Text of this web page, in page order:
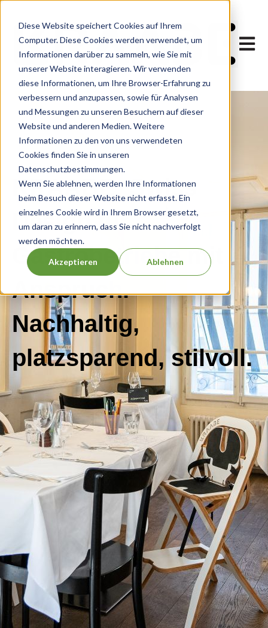
Diese Website speichert Cookies auf Ihrem
Computer. Diese Cookies werden verwendet, um
Informationen darüber zu sammeln, wie Sie mit
unserer Website interagieren. Wir verwenden
diese Informationen, um Ihre Browser-Erfahrung zu
verbessern und anzupassen, sowie für Analysen
und Messungen zu unseren Besuchern auf dieser
Website und anderen Medien. Weitere
Informationen zu den von uns verwendeten
Cookies finden Sie in unseren
Datenschutzbestimmungen.
Wenn Sie ablehnen, werden Ihre Informationen
beim Besuch dieser Website nicht erfasst. Ein
einzelnes Cookie wird in Ihrem Browser gesetzt,
um daran zu erinnern, dass Sie nicht nachverfolgt
werden möchten.
Akzeptieren Ablehnen
KRAABE: Swiss
Design für
Gastrobetriebe mit
Anspruch.
Nachhaltig,
platzsparend, stilvoll.